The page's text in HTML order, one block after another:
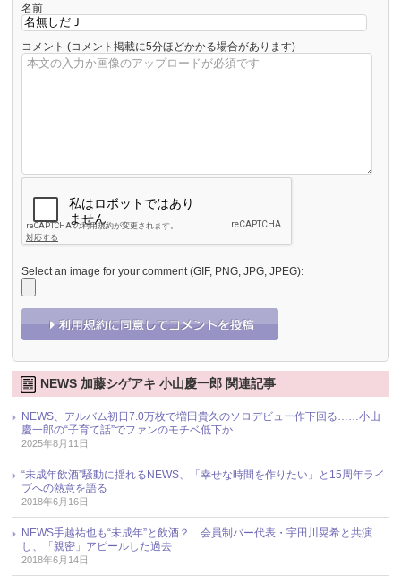
名前
コメント (コメント掲載に5分ほどかかる場合があります)
Select an image for your comment (GIF, PNG, JPG, JPEG):
NEWS 加藤シゲアキ 小山慶一郎 関連記事
NEWS、アルバム初日7.0万枚で増田貴久のソロデビュー作下回る……小山
慶一郎の“子育て話”でファンのモチベ低下か
2025年8月11日
“未成年飲酒”騒動に揺れるNEWS、「幸せな時間を作りたい」と15周年ライ
ブへの熱意を語る
2018年6月16日
NEWS手越祐也も“未成年”と飲酒？ 会員制バー代表・宇田川晃希と共演
し、「親密」アピールした過去
2018年6月14日